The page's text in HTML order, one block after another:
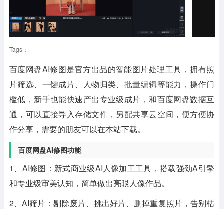
Tags：
百度网盘AI修图是官方出品的智能图片处理工具，拥有照
片筛选、一键成片、人物归类、批量编辑等能力，操作门
槛低，新手也能快速产出专业级成片，和百度网盘数据互
通，可以直接导入存储文件，另配共享云空间，便方便协
作分享，需要的朋友可以在本站下载。
百度网盘AI修图功能
1、AI修图：新式商业级AI人像加工工具，搭载强劲A引擎
和专业级审美认知，简单做出亮眼人像作品。
2、AI筛片：剔除废片、挑出好片、删掉重复照片，告别枯